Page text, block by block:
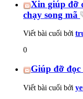
Xin giúp đỡ
chạy song mã
Viết bài cuối bởi
0
Giúp đỡ đọc
Viết bài cuối bởi